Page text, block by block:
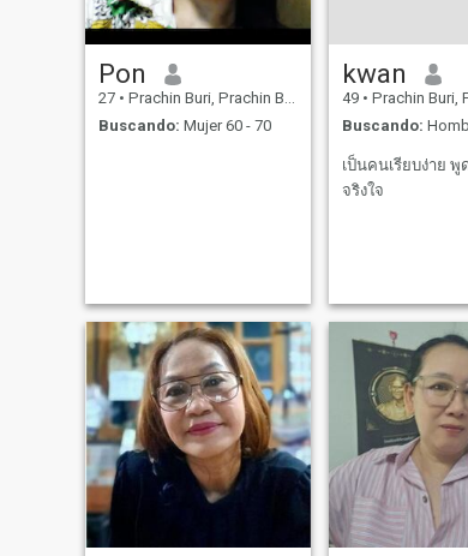
Pon
27 • Prachin Buri, Prachin Buri, Tailandia
Buscando: Mujer 60 - 70
kwan
49 • Prachin Buri, Prachin
Buscando:
เป็นคนเรียบง่าย พู
จริงใจ